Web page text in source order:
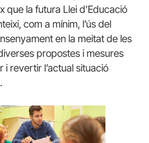
que la futura Llei d’Educació
com a mínim, l’ús del
en la meitat de les
propostes i mesures
revertir l’actual situació